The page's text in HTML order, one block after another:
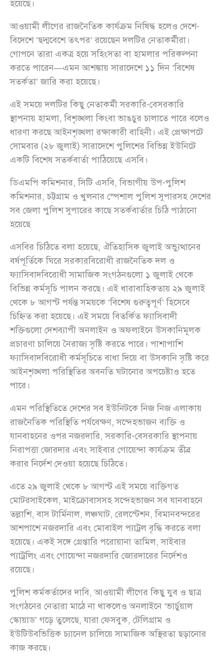
হয়েছে।
আওয়ামী লীগের রাজনৈতিক কার্যক্রম নিষিদ্ধ হলেও দেশে-
বিদেশে ‘ছদ্মবেশে তৎপর’ রয়েছেন দলটির নেতাকর্মীরা।
গোপনে তারা একত্র হয়ে সহিংসতা বা হামলার পরিকল্পনা
করতে পারেন—এমন আশঙ্কায় সারাদেশে ১১ দিন ‘বিশেষ
সতর্কতা’ জারি করা হয়েছে।
এই সময়ে দলটির কিছু নেতাকর্মী সরকারি-বেসরকারি
স্থাপনায় হামলা, বিশৃঙ্খলা কিংবা ভাঙচুর চালাতে পারে বলেও
ধারণা করছে আইনশৃঙ্খলা রক্ষাকারী বাহিনী। এই প্রেক্ষাপটে
সোমবার (২৮ জুলাই) সারাদেশে পুলিশের বিভিন্ন ইউনিটে
একটি বিশেষ সতর্কবার্তা পাঠিয়েছে এসবি।
ডিএমপি কমিশনার, সিটি এসবি, বিভাগীয় উপ-পুলিশ
কমিশনার, চট্টগ্রাম ও খুলনার স্পেশাল পুলিশ সুপারসহ দেশের
সব জেলা পুলিশ সুপারের কাছে সতর্কবার্তার চিঠি পাঠানো
হয়েছে
এসবির চিঠিতে বলা হয়েছে, ঐতিহাসিক জুলাই অভ্যুত্থানের
বর্ষপূর্তিকে ঘিরে সরকারবিরোধী রাজনৈতিক দল ও
ফ্যাসিবাদবিরোধী সামাজিক সংগঠনগুলো ১ জুলাই থেকে
বিভিন্ন কর্মসূচি পালন করছে। এই ধারাবাহিকতায় ২৯ জুলাই
থেকে ৮ আগস্ট পর্যন্ত সময়কে ‘বিশেষ গুরুত্বপূর্ণ’ হিসেবে
চিহ্নিত করা হয়েছে। এই সময়ে বিতর্কিত ফ্যাসিবাদী
শক্তিগুলো দেশব্যাপী অনলাইন ও অফলাইনে উসকানিমূলক
প্রচারণা চালিয়ে নৈরাজ্য সৃষ্টি করতে পারে। পাশাপাশি
ফ্যাসিবাদবিরোধী কর্মসূচিতে বাধা দিয়ে বা উসকানি সৃষ্টি করে
আইনশৃঙ্খলা পরিস্থিতির অবনতি ঘটানোর অপচেষ্টাও হতে
পারে।
এমন পরিস্থিতিতে দেশের সব ইউনিটকে নিজ নিজ এলাকায়
রাজনৈতিক পরিস্থিতি পর্যবেক্ষণ, সন্দেহভাজন ব্যক্তি ও
যানবাহনের ওপর নজরদারি, সরকারি-বেসরকারি স্থাপনায়
নিরাপত্তা জোরদার এবং সাইবার গোয়েন্দা কার্যক্রম তীব্র
করার নির্দেশ দেওয়া হয়েছে চিঠিতে।
এতে ২৯ জুলাই থেকে ৮ আগস্ট এই সময়ে ব্যক্তিগত
মোটরসাইকেল, মাইক্রোবাসসহ সন্দেহভাজন সব যানবাহনে
তল্লাশি, বাস টার্মিনাল, লঞ্চঘাট, রেলস্টেশন, বিমানবন্দরের
আশপাশে নজরদারি এবং মোবাইল প্যাট্রল বৃদ্ধি করতে বলা
হয়েছে। একই সঙ্গে গ্রেপ্তারি পরোয়ানা তামিল, সাইবার
প্যাট্রলিং এবং গোয়েন্দা নজরদারি জোরদারের নির্দেশও
রয়েছে।
পুলিশ কর্মকর্তাদের দাবি, আওয়ামী লীগের কিছু যুব ও ছাত্র
সংগঠনের নেতারা মাঠে না থাকলেও অনলাইনে ‘ভার্চুয়াল
স্কোয়াড’ গড়ে তুলেছে, যারা ফেসবুক, টেলিগ্রাম ও
ইউটিউবভিত্তিক চ্যানেল চালিয়ে সামাজিক অস্থিরতা ছড়ানোর
কাজ করছে।